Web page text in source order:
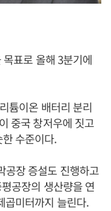
표로 올해 3분기에
튬이온 배터리 분리
중국 창저우에 짓고
수준이다.
공장 증설도 진행하고
공장의 생산량을 연
곱미터까지 늘린다.